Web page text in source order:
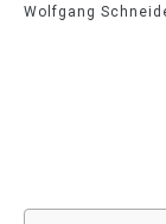
Wolfgang